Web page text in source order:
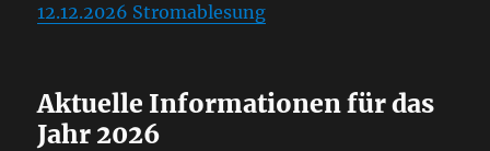
12.12.2026 Stromablesung
Aktuelle Informationen für das
Jahr 2026